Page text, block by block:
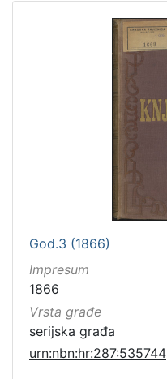
God.3 (1866)
Impresum
1866
Vrsta građe
serijska građa
urn:nbn:hr:287:535744